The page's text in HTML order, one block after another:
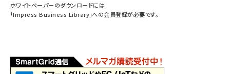
ホワイトペーパーのダウンロードには
「Impress Business Library」への会員登録が必要です。